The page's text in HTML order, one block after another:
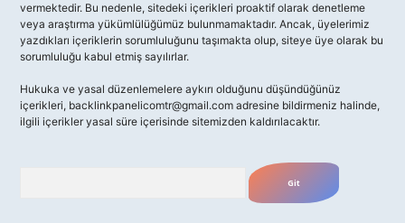
vermektedir. Bu nedenle, sitedeki içerikleri proaktif olarak denetleme
veya araştırma yükümlülüğümüz bulunmamaktadır. Ancak, üyelerimiz
yazdıkları içeriklerin sorumluluğunu taşımakta olup, siteye üye olarak bu
sorumluluğu kabul etmiş sayılırlar.
Hukuka ve yasal düzenlemelere aykırı olduğunu düşündüğünüz
içerikleri, backlinkpanelicomtr@gmail.com adresine bildirmeniz halinde,
ilgili içerikler yasal süre içerisinde sitemizden kaldırılacaktır.